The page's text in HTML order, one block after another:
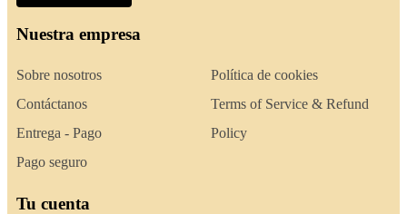
Nuestra empresa
Sobre nosotros
Contáctanos
Entrega - Pago
Pago seguro
Política de cookies
Terms of Service & Refund
Policy
Tu cuenta